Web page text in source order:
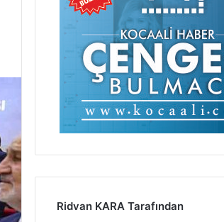
Ridvan KARA Tarafından